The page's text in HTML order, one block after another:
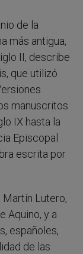
de la
más antigua,
II, describe
que utilizó
manuscritos
IX hasta la
Episcopal
escrita por
Martín Lutero,
Aquino, y a
españoles,
de las